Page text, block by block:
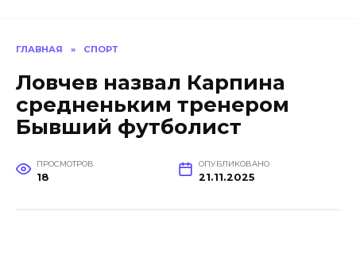
ГЛАВНАЯ » СПОРТ
Ловчев назвал Карпина
средненьким тренером
Бывший футболист
ПРОСМОТРОВ
18
ОПУБЛИКОВАНО
21.11.2025